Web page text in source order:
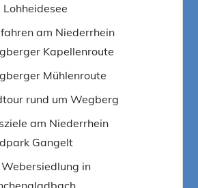
Lohheidesee
am Niederrhein
Kapellenroute
Mühlenroute
rund um Wegberg
am Niederrhein
Gangelt
Webersiedlung in